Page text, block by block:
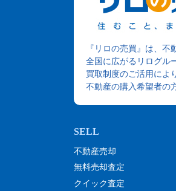
『リロの売買』は、不
全国に広がるリログル
買取制度のご活用によ
不動産の購入希望者の
不動産売却
無料売却査定
クイック査定